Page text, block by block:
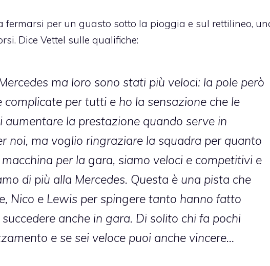
fermarsi per un guasto sotto la pioggia e sul rettilineo,
Dice Vettel sulle qualifiche:
ma loro sono stati più veloci: la pole però
per tutti e ho la sensazione che le
aumentare la prestazione quando serve in
noi, ma voglio ringraziare la squadra per quanto
per la gara, siamo veloci e competitivi e
di più alla Mercedes. Questa è una pista che
Nico e Lewis per spingere tanto hanno fatto
anche in gara. Di solito chi fa pochi
e se sei veloce puoi anche vincere…